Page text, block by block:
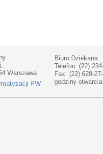
Warszawa
PW
Biuro Dziekana:
Telefon: (22)
Fax: (22) 628-
godziny